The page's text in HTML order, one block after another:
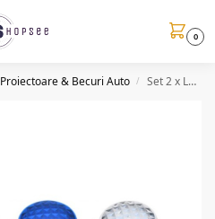
0
Proiectoare & Becuri Auto / Set 2 x Lumini gabarit LED 12/24V, rotunde, diverse culori